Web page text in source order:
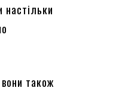
настільки
також